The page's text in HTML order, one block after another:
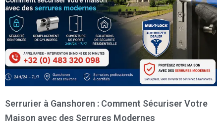
Serrurier à Ganshoren : Comment Sécuriser Votre
Maison avec des Serrures Modernes